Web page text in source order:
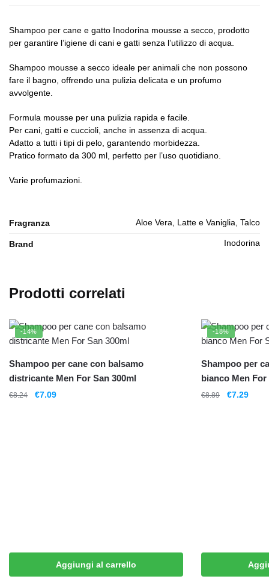
Shampoo per cane e gatto Inodorina mousse a secco, prodotto
per garantire l’igiene di cani e gatti senza l’utilizzo di acqua.
Shampoo mousse a secco ideale per animali che non possono
fare il bagno, offrendo una pulizia delicata e un profumo
avvolgente.
Formula mousse per una pulizia rapida e facile.
Per cani, gatti e cuccioli, anche in assenza di acqua.
Adatto a tutti i tipi di pelo, garantendo morbidezza.
Pratico formato da 300 ml, perfetto per l’uso quotidiano.
Varie profumazioni.
Fragranza Aloe Vera, Latte e Vaniglia, Talco
Brand Inodorina
Prodotti correlati
-14%
Shampoo per cane con balsamo
districante Men For San 300ml
€8.24 €7.09
Aggiungi al carrello
-18%
Shampoo per
bianco Men For
€8.89 €7.29